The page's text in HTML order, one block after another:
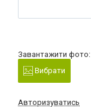
Завантажити фото:
Вибрати
Авторизуватись